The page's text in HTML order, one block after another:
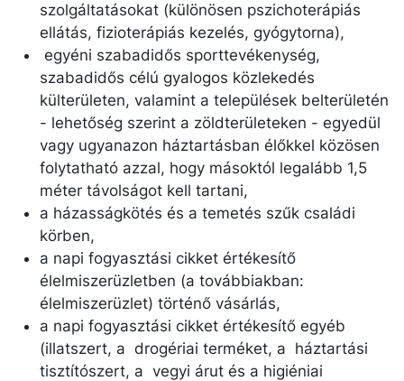
szolgáltatásokat (különösen pszichoterápiás
ellátás, fizioterápiás kezelés, gyógytorna),
egyéni szabadidős sporttevékenység,
szabadidős célú gyalogos közlekedés
külterületen, valamint a települések belterületén
- lehetőség szerint a zöldterületeken - egyedül
vagy ugyanazon háztartásban élőkkel közösen
folytatható azzal, hogy másoktól legalább 1,5
méter távolságot kell tartani,
a házasságkötés és a temetés szűk családi
körben,
a napi fogyasztási cikket értékesítő
élelmiszerüzletben (a továbbiakban:
élelmiszerüzlet) történő vásárlás,
a napi fogyasztási cikket értékesítő egyéb
(illatszert, a drogériai terméket, a háztartási
tisztítószert, a vegyi árut és a higiéniai